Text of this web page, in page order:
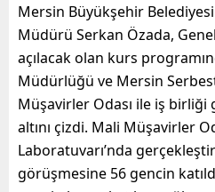
Mersin Büyükşehir
Müdürü Serkan Özada,
açılacak olan kurs
Müdürlüğü ve Mersin
Müşavirler Odası ile iş
altını çizdi. Mali Müşavirler
Laboratuvarı’nda
görüşmesine 56 gencin